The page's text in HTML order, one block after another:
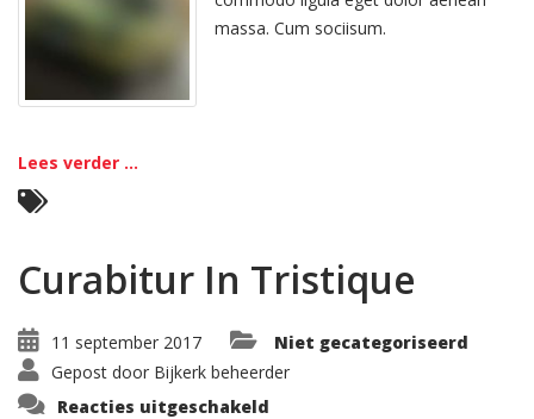
massa. Cum sociisum.
Lees verder ...
Curabitur In Tristique
11 september 2017
Niet gecategoriseerd
Gepost door Bijkerk beheerder
Reacties uitgeschakeld